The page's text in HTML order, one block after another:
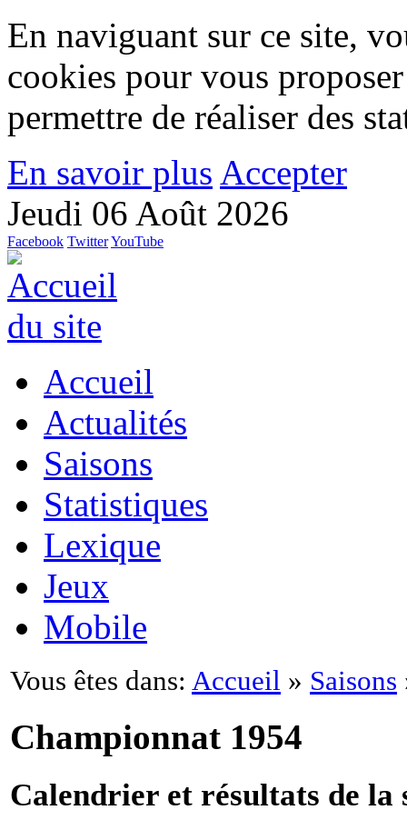
En naviguant sur ce site,
cookies pour vous
permettre de réaliser des
En savoir plus Accepter
Jeudi 06 Août 2026
Facebook TwitterYouTube
Accueil
Actualités
Saisons
Statistiques
Lexique
Jeux
Mobile
Vous êtes dans: Accueil » Saisons
Championnat 1954
Calendrier et résultats de la